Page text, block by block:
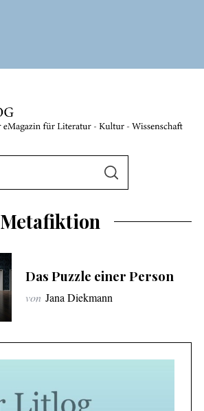
S
N
Metafiktion
Das Puzzle einer Person
von Jana Diekmann